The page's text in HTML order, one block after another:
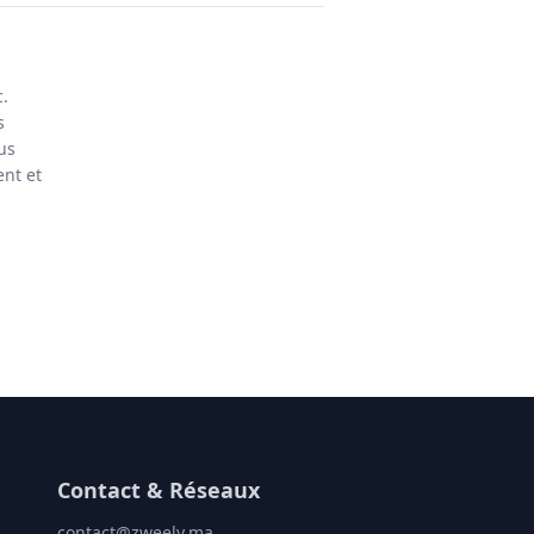
et
Contact & Réseaux